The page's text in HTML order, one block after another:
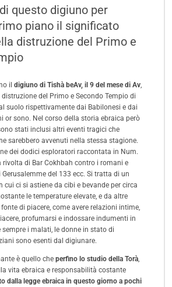
questo digiuno per
piano il significato
distruzione del Primo e
il digiuno di Tishà beAv, il 9 del mese di Av,
del Primo e Secondo Tempio di
suolo rispettivamente dai Babilonesi e dai
or sono. Nel corso della storia ebraica però
stati inclusi altri eventi tragici che
sarebbero avvenuti nella stessa stagione.
dei dodici esploratori raccontata in Num.
rivolta di Bar Cokhbah contro i romani e
Gerusalemme del 133 ecc. Si tratta di un
cui ci si astiene da cibi e bevande per circa
le temperature elevate, e da altre
di piacere, come avere relazioni intime,
profumarsi e indossare indumenti in
sempre i malati, le donne in stato di
sono esenti dal digiunare.
è quello che perfino lo studio della Torà,
vita ebraica e responsabilità costante
dalla legge ebraica in questo giorno a pochi